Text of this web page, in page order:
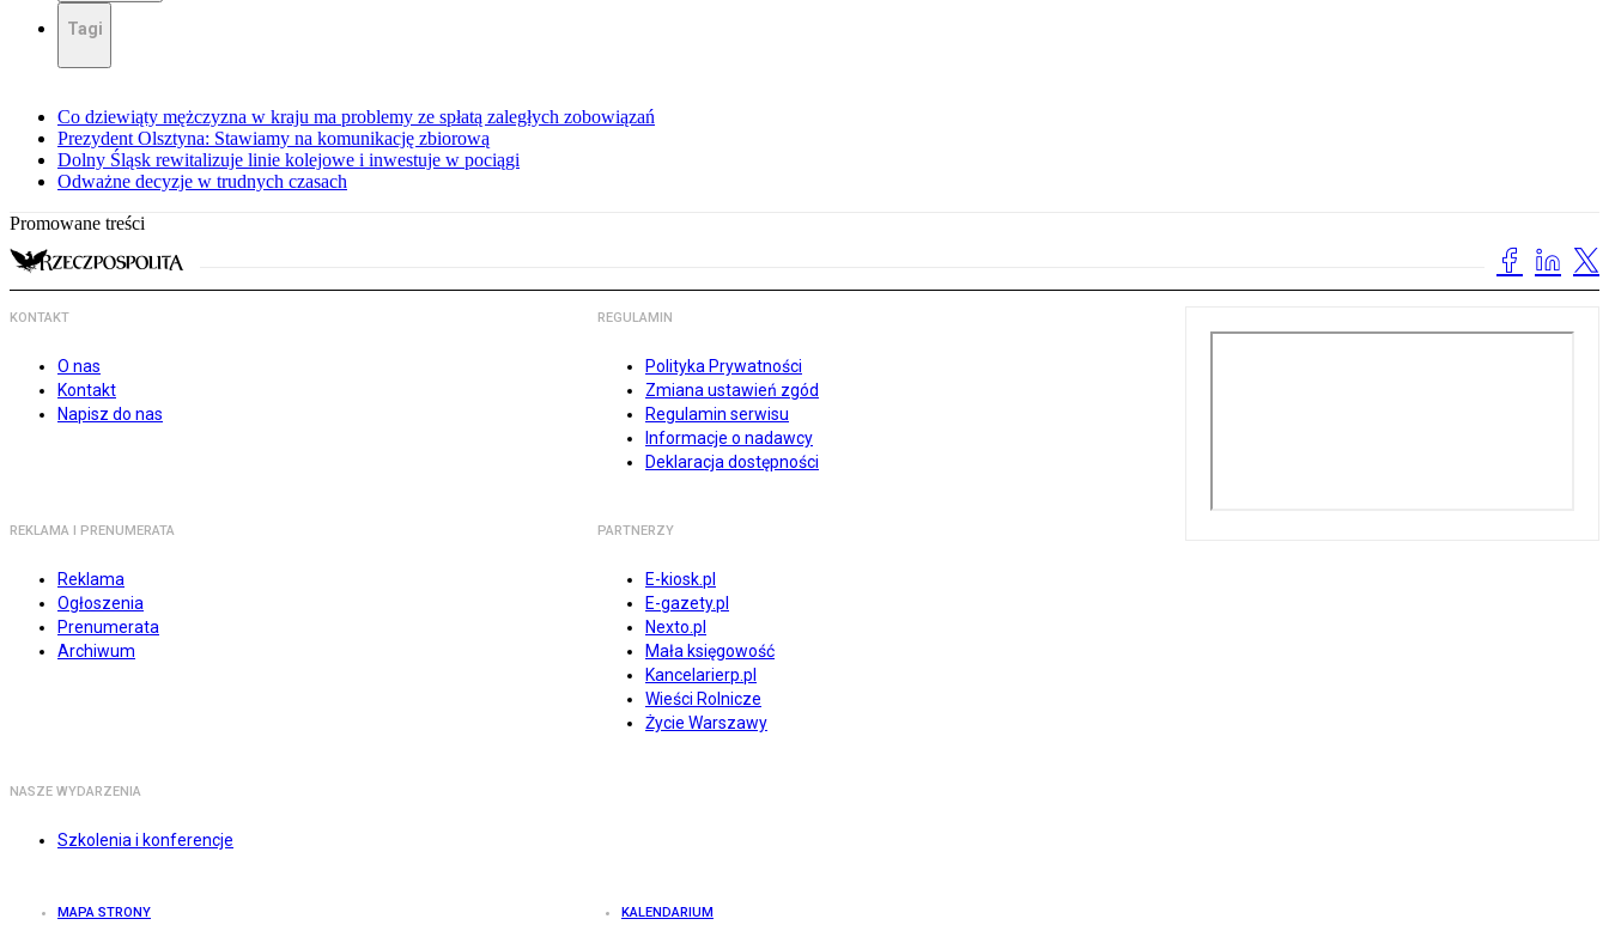
Tagi
Co dziewiąty mężczyzna w kraju ma problemy ze spłatą zaległych zobowiązań
Prezydent Olsztyna: Stawiamy na komunikację zbiorową
Dolny Śląsk rewitalizuje linie kolejowe i inwestuje w pociągi
Odważne decyzje w trudnych czasach
Promowane treści
KONTAKT
O nas
Kontakt
Napisz do nas
REGULAMIN
Polityka Prywatności
Zmiana ustawień zgód
Regulamin serwisu
Informacje o nadawcy
Deklaracja dostępności
REKLAMA I PRENUMERATA
Reklama
Ogłoszenia
Prenumerata
Archiwum
PARTNERZY
E-kiosk.pl
E-gazety.pl
Nexto.pl
Mała księgowość
Kancelarierp.pl
Wieści Rolnicze
Życie Warszawy
NASZE WYDARZENIA
Szkolenia i konferencje
MAPA STRONY KALENDARIUM